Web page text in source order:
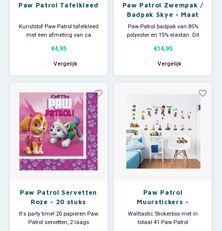
Paw Patrol Tafelkleed
Kunststof Paw Patrol tafelkleed
met een afmeting van ca
De feesttafel wordt zo extra
feestelijk.
It's party time.
beginnen!
€4,95
Vergelijk
Paw Patrol Zwempak /
Badpak Skye - Maat
98
Paw Patrol badpak van 85%
polyester en 15% elastan. Dit
is in maat 98.
€14,95
Vergelijk
Paw Patrol Servetten
Roze - 20 stuks
It's party time! 20 papieren Paw
Patrol servetten, 2 laags
Paw Patrol
Muurstickers -
Walltastic
Walltastic Stickerbox met in
totaal 41 Paw Patrol